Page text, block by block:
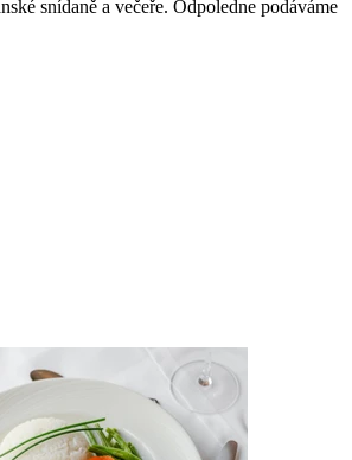
snídaně a večeře. Odpoledne podáváme